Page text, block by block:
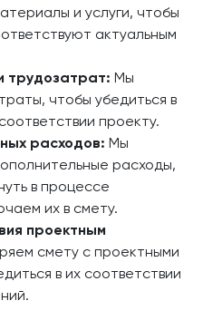
и услуги, чтобы
актуальным
трудозатрат: Мы
чтобы убедиться в
проекту.
расходов: Мы
расходы,
в процессе
их в смету.
проектным
смету с проектными
в их соответствии